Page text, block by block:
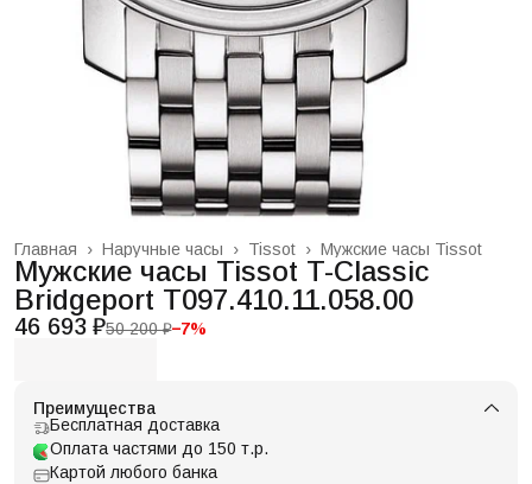
Мужские часы Tissot
Tissot ›
Наручные часы ›
Главная ›
Мужские часы Tissot T-Classic
Bridgeport T097.410.11.058.00
46 693 ₽50 200 ₽−7%
Преимущества
Бесплатная доставка
Оплата частями до 150 т.р.
Картой любого банка